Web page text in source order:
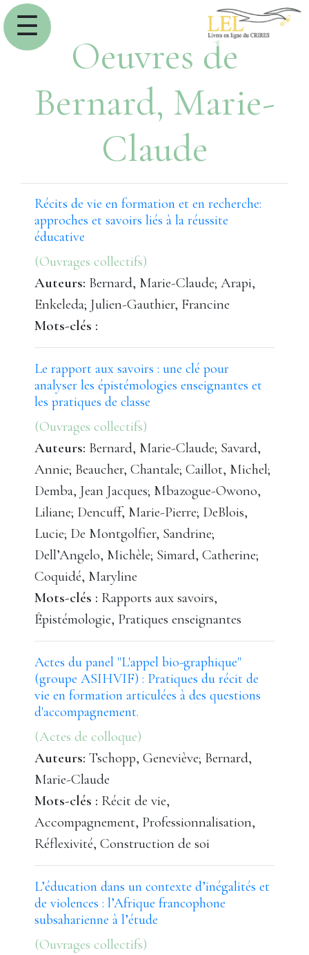
☰
Oeuvres de
Bernard, Marie-
Claude
Récits de vie en formation et en recherche:
approches et savoirs liés à la réussite
éducative
(Ouvrages collectifs)
Auteurs: Bernard, Marie-Claude; Arapi,
Enkeleda; Julien-Gauthier, Francine
Mots-clés :
Le rapport aux savoirs : une clé pour
analyser les épistémologies enseignantes et
les pratiques de classe
(Ouvrages collectifs)
Auteurs: Bernard, Marie-Claude; Savard,
Annie; Beaucher, Chantale; Caillot, Michel;
Demba, Jean Jacques; Mbazogue-Owono,
Liliane; Dencuff, Marie-Pierre; DeBlois,
Lucie; De Montgolfier, Sandrine;
Dell’Angelo, Michèle; Simard, Catherine;
Coquidé, Maryline
Mots-clés : Rapports aux savoirs,
Épistémologie, Pratiques enseignantes
Actes du panel "L'appel bio-graphique"
(groupe ASIHVIF) : Pratiques du récit de
vie en formation articulées à des questions
d'accompagnement.
(Actes de colloque)
Auteurs: Tschopp, Geneviève; Bernard,
Marie-Claude
Mots-clés : Récit de vie,
Accompagnement, Professionnalisation,
Réflexivité, Construction de soi
L’éducation dans un contexte d’inégalités et
de violences : l’Afrique francophone
subsaharienne à l’étude
(Ouvrages collectifs)